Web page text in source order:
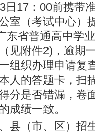
日17：00前携带
室（考试中心）
东省普通高中学
见附件2)，逾期
组织办理申请复
人的答题卡，扫
分是否错漏，卷
成绩一致。
县（市、区）招